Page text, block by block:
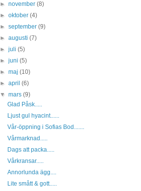
►november(8)
►oktober(4)
►september(9)
►augusti(7)
►juli(5)
►juni(5)
►maj(10)
►april(6)
▼mars(9)
Glad Påsk.....
Ljust gul hyacint......
Vår-öppning i Sofias Bod.......
Vårmarknad.....
Dags att packa.....
Vårkransar.....
Annorlunda ägg....
Lite smått & gott.....